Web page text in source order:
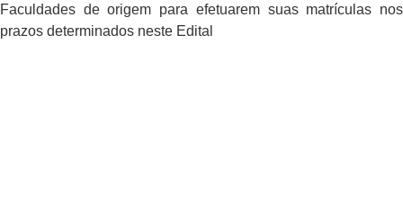
Faculdades de origem para efetuarem suas matrículas nos
prazos determinados neste Edital